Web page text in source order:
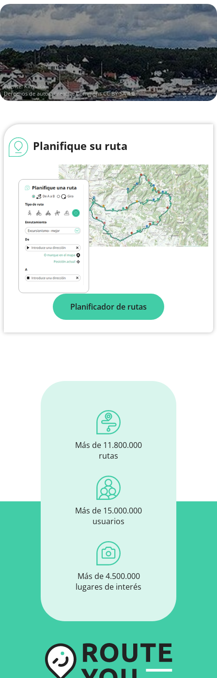
Fuente:Kimsaka
Derechos de autor:Creative Commons CC BY-SA 4.0
Planifique su ruta
Planificador de rutas
Más de 11.800.000
rutas
Más de 15.000.000
usuarios
Más de 4.500.000
lugares de interés